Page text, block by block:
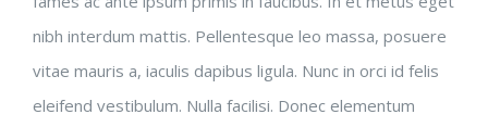
nibh interdum mattis. Pellentesque leo massa, posuere
vitae mauris a, iaculis dapibus ligula. Nunc in orci id felis
eleifend vestibulum. Nulla facilisi. Donec elementum